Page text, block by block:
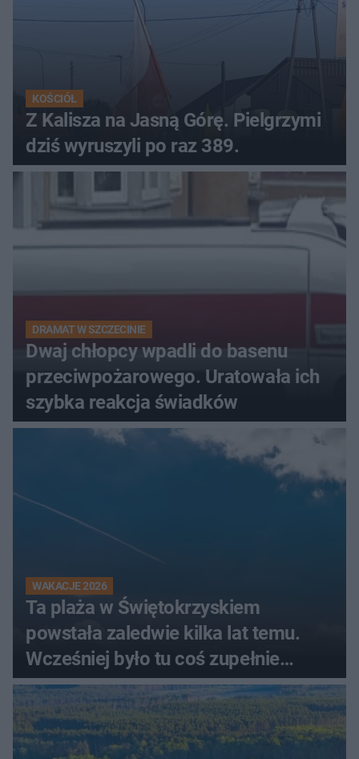
KOŚCIÓŁ
Z Kalisza na Jasną Górę. Pielgrzymi
dziś wyruszyli po raz 389.
DRAMAT W SZCZECINIE
Dwaj chłopcy wpadli do basenu
przeciwpożarowego. Uratowała ich
szybka reakcja świadków
WAKACJE 2026
Ta plaża w Świętokrzyskiem
powstała zaledwie kilka lat temu.
Wcześniej było tu coś zupełnie
innego